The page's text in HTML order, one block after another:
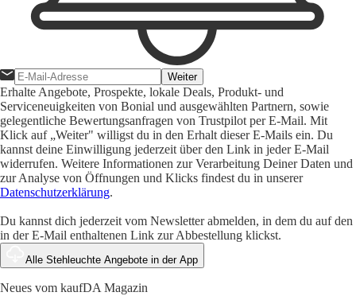
Weiter
Erhalte Angebote, Prospekte, lokale Deals, Produkt- und
Serviceneuigkeiten von Bonial und ausgewählten Partnern, sowie
gelegentliche Bewertungsanfragen von Trustpilot per E-Mail. Mit
Klick auf „Weiter" willigst du in den Erhalt dieser E-Mails ein. Du
kannst deine Einwilligung jederzeit über den Link in jeder E-Mail
widerrufen. Weitere Informationen zur Verarbeitung Deiner Daten und
zur Analyse von Öffnungen und Klicks findest du in unserer
Datenschutzerklärung.
Du kannst dich jederzeit vom Newsletter abmelden, in dem du auf den
in der E-Mail enthaltenen Link zur Abbestellung klickst.
Alle Stehleuchte Angebote in der App
Neues vom kaufDA Magazin